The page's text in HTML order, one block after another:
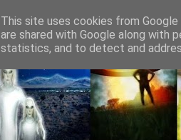
This site uses cookies from
are shared with Google along with
statistics, and to detect and